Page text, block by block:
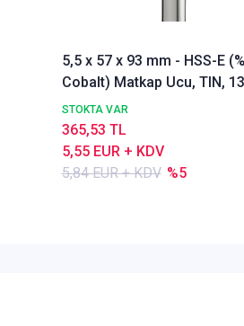
5,5 x 57 x 93 mm - HSS-E
Cobalt) Matkap Ucu, TIN,
DIN338 Delik Delme ucu,
Nachreiner
STOKTA VAR
5,84 EUR + KDV %5
5,55 EUR + KDV
365,53 TL